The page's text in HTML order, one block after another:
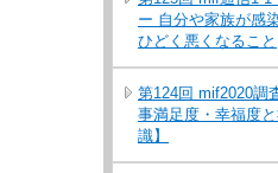
ー 自分や家族が感
ひどく悪くなること
第124回 mif2020調
事満足度・幸福度
識】